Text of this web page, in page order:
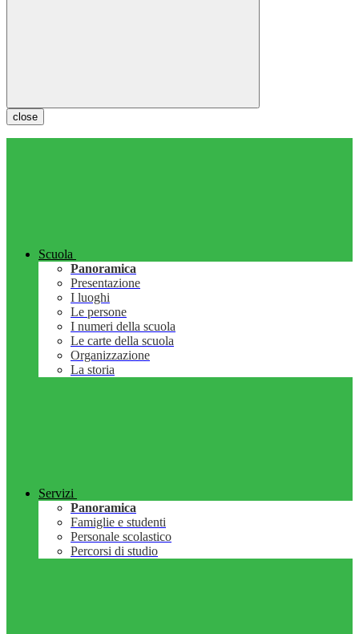
close
Scuola
Panoramica
Presentazione
I luoghi
Le persone
I numeri della scuola
Le carte della scuola
Organizzazione
La storia
Servizi
Panoramica
Famiglie e studenti
Personale scolastico
Percorsi di studio